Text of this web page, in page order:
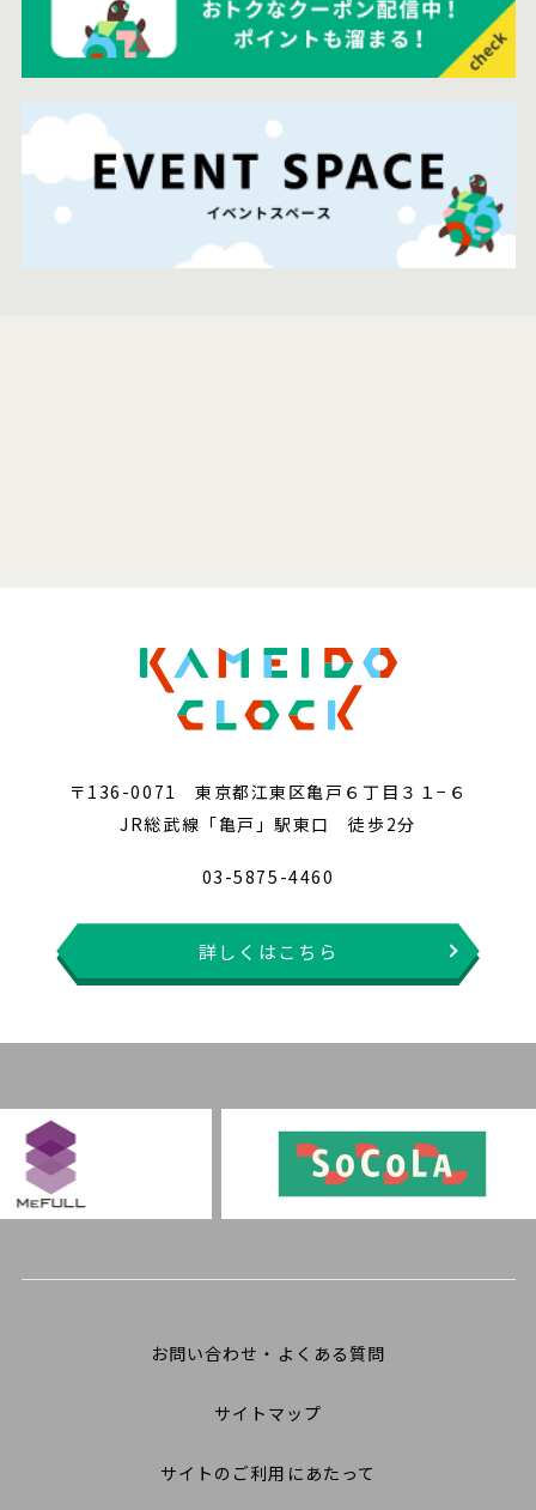
〒136-0071 東京都江東区亀戸６丁目３１−６
JR総武線「亀戸」駅東口 徒歩2分
03-5875-4460
詳しくはこちら
お問い合わせ・よくある質問
サイトマップ
サイトのご利用にあたって